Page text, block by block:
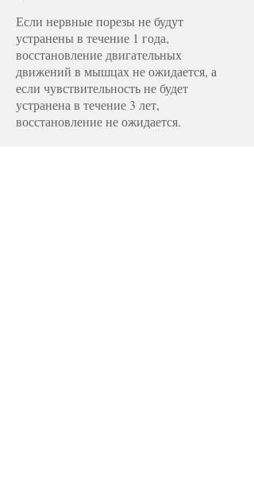
Если нервные порезы не будут
устранены в течение 1 года,
восстановление двигательных
движений в мышцах не ожидается, а
если чувствительность не будет
устранена в течение 3 лет,
восстановление не ожидается.